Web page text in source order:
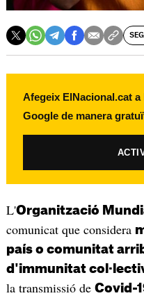
Afegeix ElNacional.cat
Google de manera
L'Organització
comunicat que considera
país o comunitat
d'immunitat
la transmissió de Covid-